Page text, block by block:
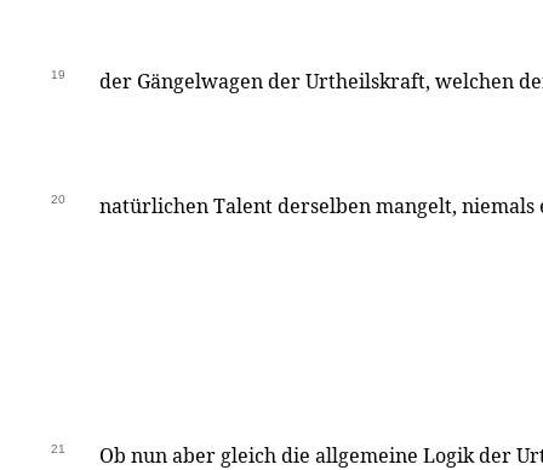
19 der Gängelwagen der Urtheilskraft, welchen
20 natürlichen Talent derselben mangelt, niemals
21 Ob nun aber gleich die allgemeine Logik der